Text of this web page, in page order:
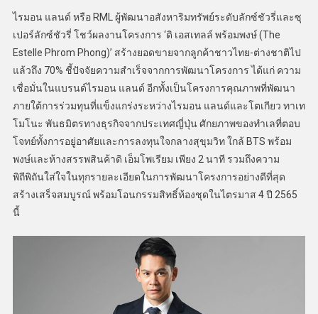
ไรมอน แลนด์ หรือ RML ผู้พัฒนาอสังหาริมทรัพย์ระดับลักซ์ชัวรี่และซุ
เปอร์ลักซ์ชัวรี่ โชว์ผลงานโครงการ ‘ดิ เอสเทลล์ พร้อมพงษ์ (The
Estelle Phrom Phong)’ สร้างยอดขายจากลูกค้าชาวไทย-ต่างชาติไป
แล้วถึง 70% ชี้ปัจจัยความสำเร็จจากการพัฒนาโครงการ ได้แก่ ความ
เชื่อมั่นในแบรนด์ไรมอน แลนด์ อีกทั้งเป็นโครงการคุณภาพที่พัฒนา
ภายใต้การร่วมทุนที่แข็งแกร่งระหว่างไรมอน แลนด์และโตเกียว ทาเท
โมโนะ พันธมิตรทางธุรกิจจากประเทศญี่ปุ่น ศักยภาพของทำเลที่ตอบ
โจทย์ทั้งการอยู่อาศัยและการลงทุนใจกลางสุขุมวิท ใกล้ BTS พร้อม
พงษ์และห้างสรรพสินค้าดิ เอ็มโพเรียม เพียง 2 นาที รวมถึงความ
พิถีพิถันใส่ใจในทุกรายละเอียดในการพัฒนาโครงการอย่างดีที่สุด
สร้างเสร็จสมบูรณ์ พร้อมโอนกรรมสิทธิ์ห้องชุดในไตรมาส 4 ปี 2565
นี้